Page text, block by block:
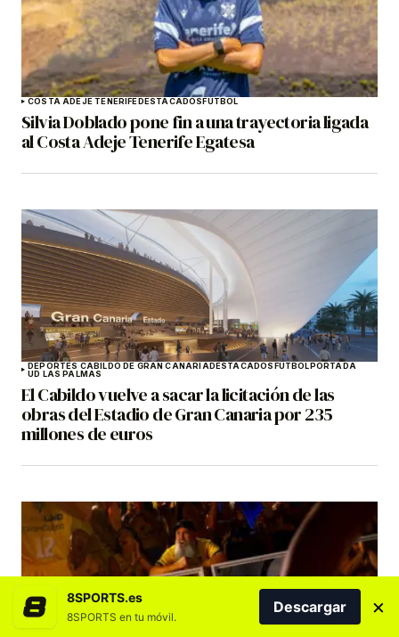
COSTA ADEJE TENERIFEDESTACADOSFÚTBOL
Silvia Doblado pone fin a una trayectoria ligada
al Costa Adeje Tenerife Egatesa
DEPORTES CABILDO DE GRAN CANARIADESTACADOSFÚTBOLPORTADA
UD LAS PALMAS
El Cabildo vuelve a sacar la licitación de las
obras del Estadio de Gran Canaria por 235
millones de euros
8SPORTS.es
8SPORTS en tu móvil.
Descargar ×